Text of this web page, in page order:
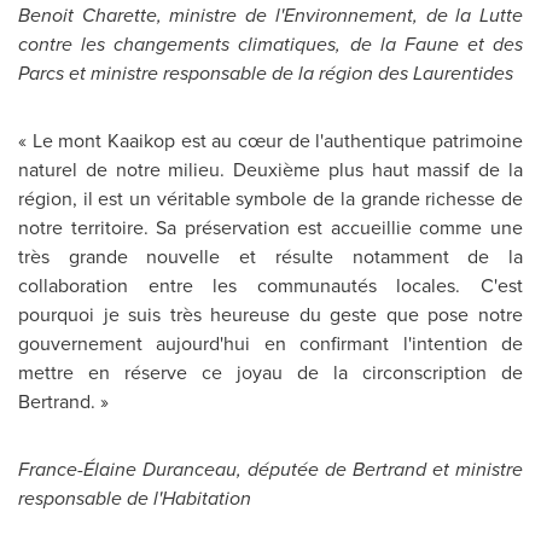
Benoit Charette, ministre de l'Environnement, de la Lutte
contre les changements climatiques, de la Faune et des
Parcs et ministre responsable de la région des Laurentides
« Le mont Kaaikop est au cœur de l'authentique patrimoine
naturel de notre milieu. Deuxième plus haut massif de la
région, il est un véritable symbole de la grande richesse de
notre territoire. Sa préservation est accueillie comme une
très grande nouvelle et résulte notamment de la
collaboration entre les communautés locales. C'est
pourquoi je suis très heureuse du geste que pose notre
gouvernement aujourd'hui en confirmant l'intention de
mettre en réserve ce joyau de la circonscription de
Bertrand. »
France-Élaine Duranceau, députée de Bertrand et ministre
responsable de l'Habitation